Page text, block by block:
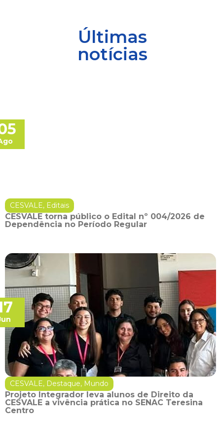
Últimas
notícias
CESVALE, Editais
CESVALE torna público o Edital nº 004/2026 de
Dependência no Período Regular
CESVALE, Destaque, Mundo
Projeto Integrador leva alunos de Direito da
CESVALE a vivência prática no SENAC Teresina
Centro